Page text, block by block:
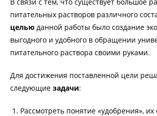
питательных растворов различного
целью данной работы было создание
выгодного и удобного в обращении
питательного раствора своими руками.
Для достижения поставленной цели
следующие задачи:
Рассмотреть понятие «удобрения»,